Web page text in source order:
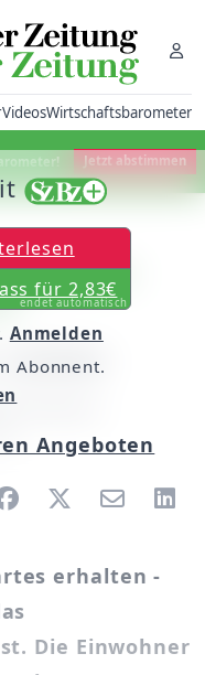
VideosWirtschaftsbarometer
Jetzt abstimmen
Krauter
erhalten -
Die Einwohner
für 2,83€
endet automatisch
Anmelden
Abonnent.
Angeboten